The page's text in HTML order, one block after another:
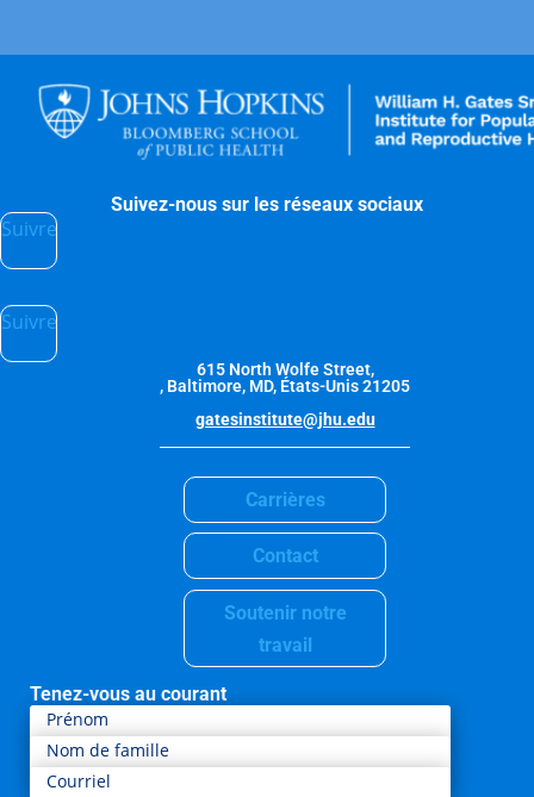
Suivez-nous sur les réseaux sociaux
Suivre
Suivre
615 North Wolfe Street,
, Baltimore, MD, États-Unis 21205
gatesinstitute@jhu.edu
Carrières
Contact
Soutenir notre
travail
Tenez-vous au courant